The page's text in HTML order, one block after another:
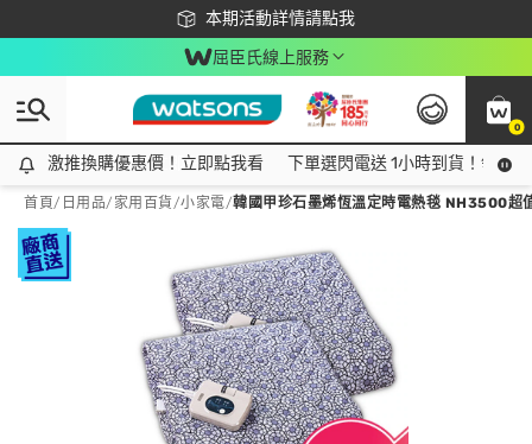
本期活動詳情請點我
下載app最高回饋$350
屈臣氏線上服務
0
激推換購優惠價！立即點我看
激推換購優惠價！立即點我看 下單選閃電送 1小時到貨！領神
首頁/ 日用品/ 家用百貨/小家電/韓國甲珍石墨烯恆溫定時電熱毯 NH3500超